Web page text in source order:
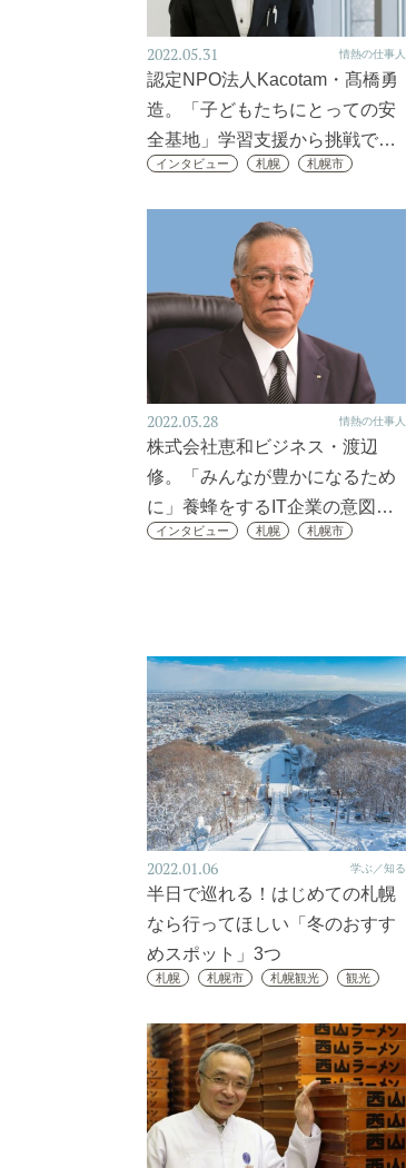
2022.05.31 情熱の仕事人
認定NPO法人Kacotam・髙橋勇
造。「子どもたちにとっての安
全基地」学習支援から挑戦で…
インタビュー 札幌 札幌市
2022.03.28 情熱の仕事人
株式会社恵和ビジネス・渡辺
修。「みんなが豊かになるため
に」養蜂をするIT企業の意図…
インタビュー 札幌 札幌市
2022.01.06 学ぶ／知る
半日で巡れる！はじめての札幌
なら行ってほしい「冬のおすす
めスポット」3つ
札幌 札幌市 札幌観光 観光